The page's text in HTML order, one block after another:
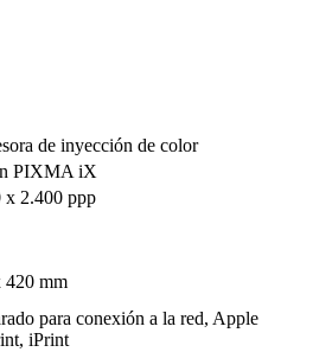
de inyección de color
PIXMA iX
x 2.400 ppp
420 mm
para conexión a la red, Apple
iPrint